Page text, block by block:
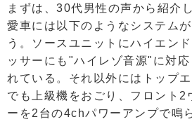
まずは、30代男性の声から紹介
愛車には以下のようなシステム
う。ソースユニットにハイエン
ッサーにも"ハイレゾ音源"に対
れている。それ以外にはトップ
でも上級機をおごり、フロント2
ーを2台の4chパワーアンプで鳴